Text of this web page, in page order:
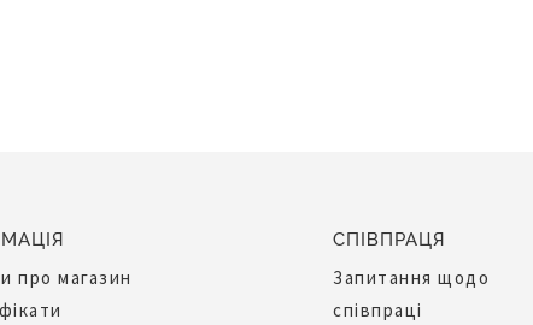
про магазин
СПІВПРАЦЯ
Запитання щодо
співпраці